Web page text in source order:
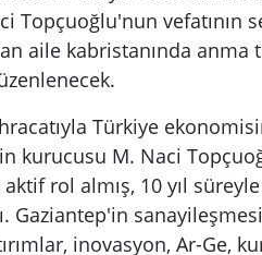
Topçuoğlu'nun vefatının
aile kabristanında anma
Türkiye
kurucusu M. Naci
rol almış, 10 yıl
Gaziantep'in
inovasyon, Ar-Ge,